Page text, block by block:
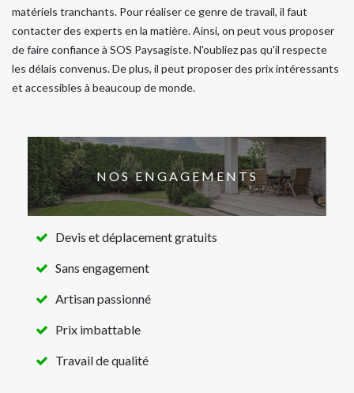
matériels tranchants. Pour réaliser ce genre de travail, il faut
contacter des experts en la matière. Ainsi, on peut vous proposer
de faire confiance à SOS Paysagiste. N'oubliez pas qu'il respecte
les délais convenus. De plus, il peut proposer des prix intéressants
et accessibles à beaucoup de monde.
NOS ENGAGEMENTS
Devis et déplacement gratuits
Sans engagement
Artisan passionné
Prix imbattable
Travail de qualité